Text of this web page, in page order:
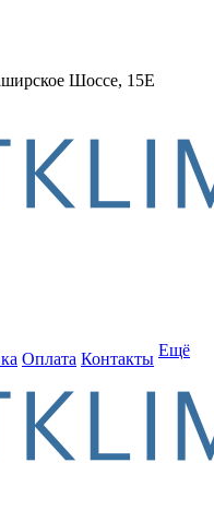
Шоссе, 15Е
Оплата Контакты Ещё